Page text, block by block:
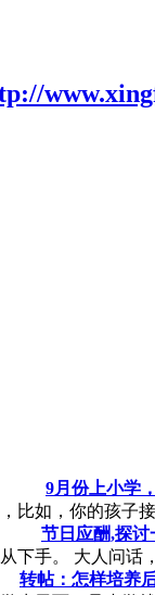
9月份上小学
比如，你的孩子
节日应酬,探讨
下手。 大人问话
转帖：怎样培养